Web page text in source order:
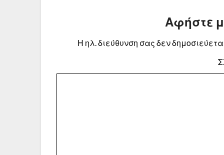
Αφήστε
Η ηλ. διεύθυνση σας δεν